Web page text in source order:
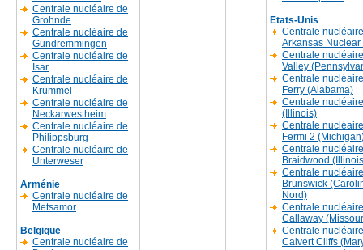
Centrale nucléaire de
Grohnde
Centrale nucléaire de
Gundremmingen
Centrale nucléaire de
Isar
Centrale nucléaire de
Krümmel
Centrale nucléaire de
Neckarwestheim
Centrale nucléaire de
Philippsburg
Centrale nucléaire de
Unterweser
Arménie
Centrale nucléaire de
Metsamor
Belgique
Centrale nucléaire de
Etats-Unis
Centrale nucléaire
Arkansas Nuclear
Centrale
Valley
Centrale
Ferry (Alabama)
Centrale
(Illinois)
Centrale
Fermi 2
Centrale
Braidwood
Centrale
Brunswick
Nord)
Centrale
Callaway
Centrale
Calvert Cliffs